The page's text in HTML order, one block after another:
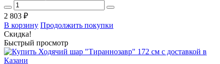
2 803 ₽
В корзину Продолжить покупки
Скидка!
Быстрый просмотр